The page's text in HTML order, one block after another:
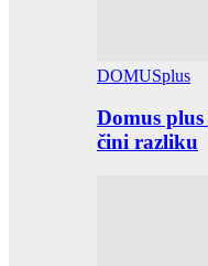
DOMUSplus
Domus
čini razliku